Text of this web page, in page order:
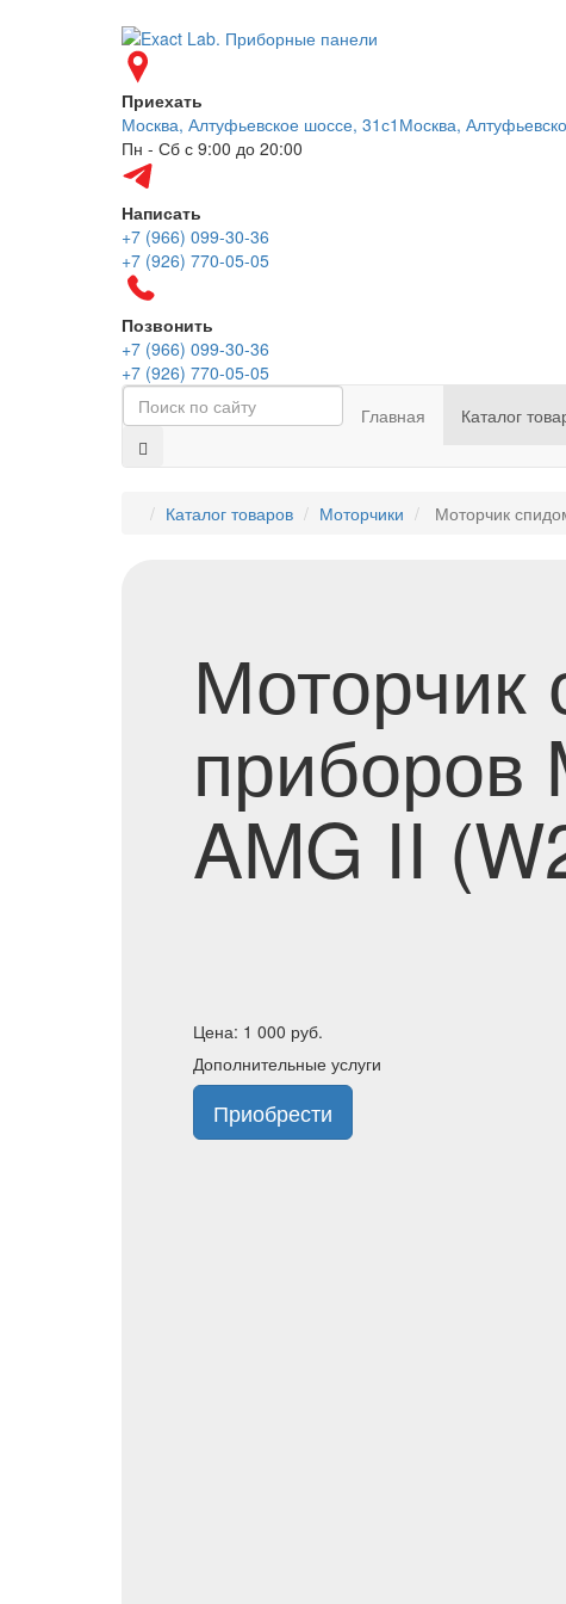
Приехать
Москва, Алтуфьевское шоссе, 31с1 Москва,
Пн - Сб с 9:00 до 20:00
Написать
+7 (966) 099-30-36
+7 (926) 770-05-05
Позвонить
+7 (966) 099-30-36
+7 (926) 770-05-05
Главная
Каталог
Каталог товаров Моторчики Моторчик
Моторчик
приборов
AMG II
Цена: 1 000 руб.
Дополнительные услуги
Приобрести